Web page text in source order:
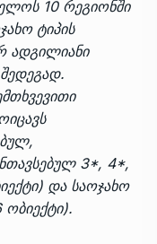
10 რეგიონში
ტიპის
ადგილიანი
3*, 4*,
და საოჯახო
ობიექტი).